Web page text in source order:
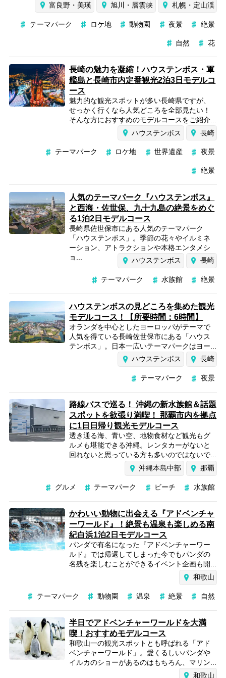
富良野・美瑛
旭川・層雲峡 札幌・定山渓
テーマパーク ロケ地 動物園 夜景 絶景
自然 花
長崎の魅力を凝縮！ハウステンボス・軍
艦島と長崎市内定番観光2泊3日モデルコ
ース
魅力的な観光スポットが多い長崎県ですが、
せっかく行くなら人気どころを全部見たい！
そんな方におすすめのモデルコースをご紹介...
ハウステンボス
長崎
テーマパーク ロケ地 世界遺産 夜景
絶景
人気のテーマパーク『ハウステンボス』
と西海・佐世保、九十九島の絶景をめぐ
る1泊2日モデルコース
長崎県佐世保市にある人気のテーマパーク
「ハウステンボス」。季節の花々やイルミネ
ーション、アトラクションや本格エンタメシ
ョ...
ハウステンボス 長崎
テーマパーク 水族館 絶景
ハウステンボスの見どころを集めた観光
モデルコース！【所要時間：6時間】
オランダを中心としたヨーロッパがテーマで
人気を得ている長崎佐世保市にある「ハウス
テンボス」。日本一広いテーマパークはヨー...
ハウステンボス
長崎
テーマパーク 夜景
路線バスで巡る！ 沖縄の新水族館＆話題
スポットを欲張り満喫！ 那覇市内を拠点
に1日日帰り観光モデルコース
透き通る海、青い空、地物食材など観光もグ
ルメも堪能できる沖縄。レンタカーがないと
回れないと思っている方も多いのではないで...
沖縄本島中部
那覇
グルメ テーマパーク ビーチ 水族館
かわいい動物に出会える『アドベンチャ
ーワールド』！絶景も温泉も楽しめる南
紀白浜1泊2日モデルコース
パンダで有名になった『アドベンチャーワー
ルド』では帰還してしまった今でもパンダの
名残を楽しむことができるイベント企画も開...
和歌山
テーマパーク 動物園 温泉 絶景 自然
半日でアドベンチャーワールドを大満
喫！おすすめモデルコース
和歌山一の観光スポットとも呼ばれる「アド
ベンチャーワールド」。愛くるしいパンダや
イルカのショーがあるのはもちろん、マリン...
和歌山